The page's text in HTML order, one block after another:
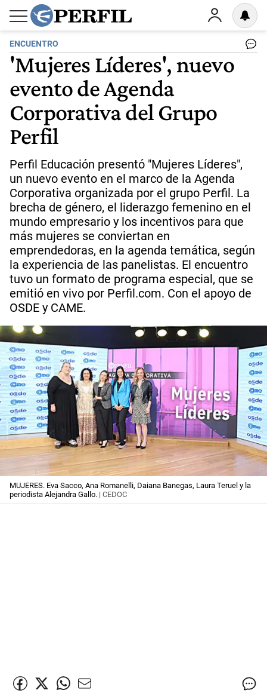
ENCUENTRO
'Mujeres Líderes', nuevo
evento de Agenda
Corporativa del Grupo
Perfil
Perfil Educación presentó "Mujeres Líderes",
un nuevo evento en el marco de la Agenda
Corporativa organizada por el grupo Perfil. La
brecha de género, el liderazgo femenino en el
mundo empresario y los incentivos para que
más mujeres se conviertan en
emprendedoras, en la agenda temática, según
la experiencia de las panelistas. El encuentro
tuvo un formato de programa especial, que se
emitió en vivo por Perfil.com. Con el apoyo de
OSDE y CAME.
MUJERES. Eva Sacco, Ana Romanelli, Daiana Banegas, Laura Teruel y la
periodista Alejandra Gallo. | CEDOC